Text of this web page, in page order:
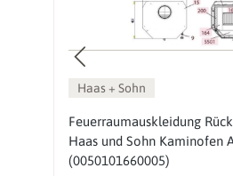
Haas + Sohn
Feuerraumauskleidung
Haas und Sohn Kaminofen
(0050101660005)